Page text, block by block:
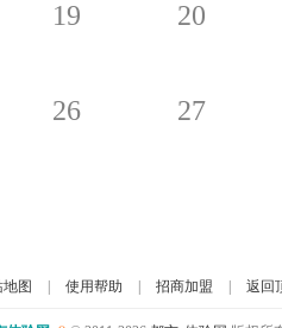
19 20
26 27
地图 使用帮助 招商加盟 返回